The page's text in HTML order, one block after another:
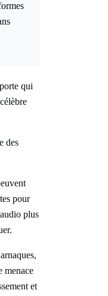
qui
des
pour
plus
menace
et